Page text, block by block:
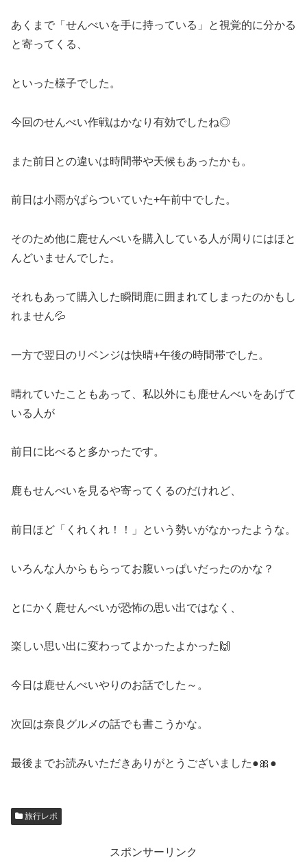
あくまで「せんべいを手に持っている」と視覚的に分かる
と寄ってくる、
といった様子でした。
今回のせんべい作戦はかなり有効でしたね◎
また前日との違いは時間帯や天候もあったかも。
前日は小雨がぱらついていた+午前中でした。
そのため他に鹿せんべいを購入している人が周りにはほと
んどいませんでした。
それもあって購入した瞬間鹿に囲まれてしまったのかもし
れません💦
一方で翌日のリベンジは快晴+午後の時間帯でした。
晴れていたこともあって、私以外にも鹿せんべいをあげて
いる人が
前日に比べると多かったです。
鹿もせんべいを見るや寄ってくるのだけれど、
前日ほど「くれくれ！！」という勢いがなかったような。
いろんな人からもらってお腹いっぱいだったのかな？
とにかく鹿せんべいが恐怖の思い出ではなく、
楽しい思い出に変わってよかったよかった🙌
今日は鹿せんべいやりのお話でした～。
次回は奈良グルメの話でも書こうかな。
最後までお読みいただきありがとうございました●🎀●
旅行レポ
スポンサーリンク